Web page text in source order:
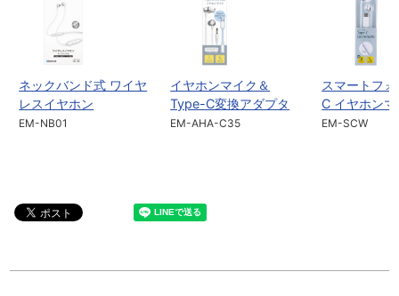
ネックバンド式 ワイヤ
レスイヤホン
EM-NB01
イヤホンマイク＆
Type-C変換アダプタ
EM-AHA-C35
スマートフ
C イヤホン
EM-SCW